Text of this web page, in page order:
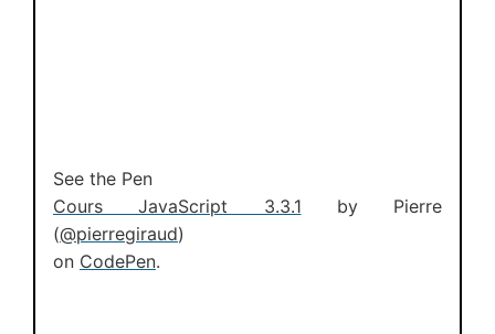
See the Pen
Cours JavaScript 3.3.1 by Pierre
(@pierregiraud)
on CodePen.